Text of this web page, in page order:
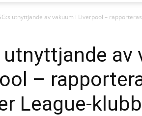
utnyttjande av vakuum i Liverpool –
utnyttjande av
–
League-